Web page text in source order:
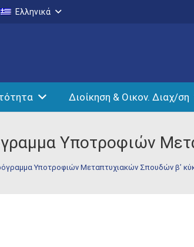
Ελληνικά
Διοίκηση & Οικον. Διαχ/ση
Υποτροφιών
Υποτροφιών Μεταπτυχιακών Σπουδών β’